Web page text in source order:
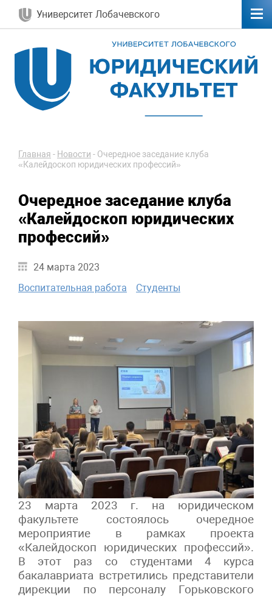
Университет Лобачевского
Главная - Новости - Очередное заседание клуба
«Калейдоскоп юридических профессий»
Очередное заседание клуба
«Калейдоскоп юридических
профессий»
24 марта 2023
Воспитательная работа
Студенты
23 марта 2023 г. на юридическом
факультете состоялось очередное
мероприятие в рамках проекта
«Калейдоскоп юридических профессий».
В этот раз со студентами 4 курса
бакалавриата встретились представители
дирекции по персоналу Горьковского